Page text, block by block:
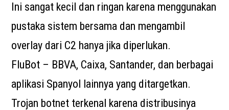
Ini sangat kecil dan ringan karena menggunakan
pustaka sistem bersama dan mengambil
overlay dari C2 hanya jika diperlukan.
FluBot – BBVA, Caixa, Santander, dan berbagai
aplikasi Spanyol lainnya yang ditargetkan.
Trojan botnet terkenal karena distribusinya